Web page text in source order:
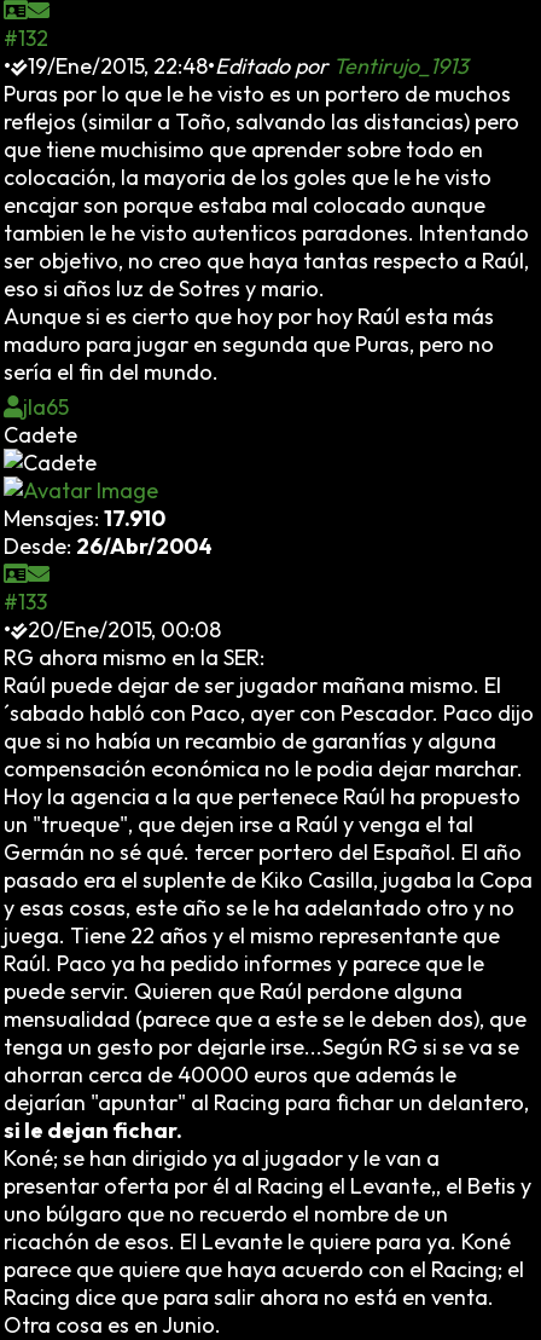
#132
•
19/Ene/2015, 22:48•Editado por Tentirujo_1913
Puras por lo que le he visto es un portero de muchos
reflejos (similar a Toño, salvando las distancias) pero
que tiene muchisimo que aprender sobre todo en
colocación, la mayoria de los goles que le he visto
encajar son porque estaba mal colocado aunque
tambien le he visto autenticos paradones. Intentando
ser objetivo, no creo que haya tantas respecto a Raúl,
eso si años luz de Sotres y mario.
Aunque si es cierto que hoy por hoy Raúl esta más
maduro para jugar en segunda que Puras, pero no
sería el fin del mundo.
jla65
Cadete
Mensajes: 17.910
Desde: 26/Abr/2004
#133
•
20/Ene/2015, 00:08
RG ahora mismo en la SER:
Raúl puede dejar de ser jugador mañana mismo. El
´sabado habló con Paco, ayer con Pescador. Paco dijo
que si no había un recambio de garantías y alguna
compensación económica no le podia dejar marchar.
Hoy la agencia a la que pertenece Raúl ha propuesto
un "trueque", que dejen irse a Raúl y venga el tal
Germán no sé qué. tercer portero del Español. El año
pasado era el suplente de Kiko Casilla, jugaba la Copa
y esas cosas, este año se le ha adelantado otro y no
juega. Tiene 22 años y el mismo representante que
Raúl. Paco ya ha pedido informes y parece que le
puede servir. Quieren que Raúl perdone alguna
mensualidad (parece que a este se le deben dos), que
tenga un gesto por dejarle irse...Según RG si se va se
ahorran cerca de 40000 euros que además le
dejarían "apuntar" al Racing para fichar un delantero,
si le dejan fichar.
Koné; se han dirigido ya al jugador y le van a
presentar oferta por él al Racing el Levante,, el Betis y
uno búlgaro que no recuerdo el nombre de un
ricachón de esos. El Levante le quiere para ya. Koné
parece que quiere que haya acuerdo con el Racing; el
Racing dice que para salir ahora no está en venta.
Otra cosa es en Junio.